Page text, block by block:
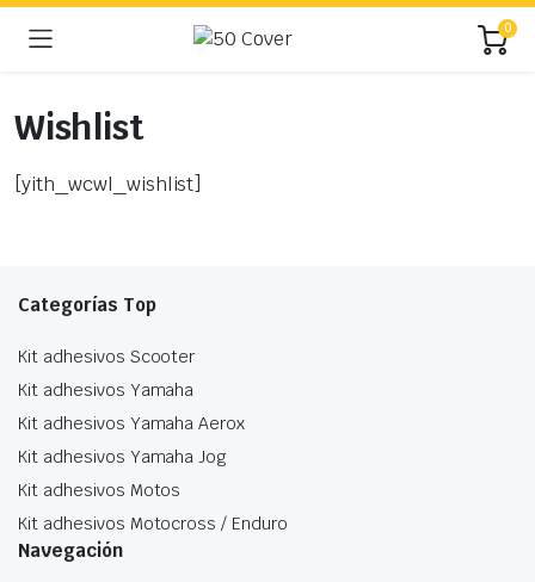
0
Wishlist
[yith_wcwl_wishlist]
Categorías Top
Kit adhesivos Scooter
Kit adhesivos Yamaha
Kit adhesivos Yamaha Aerox
Kit adhesivos Yamaha Jog
Kit adhesivos Motos
Kit adhesivos Motocross / Enduro
Navegación